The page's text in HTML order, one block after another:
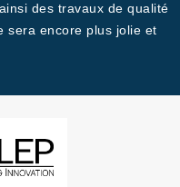
des travaux de qualité
sera encore plus jolie et